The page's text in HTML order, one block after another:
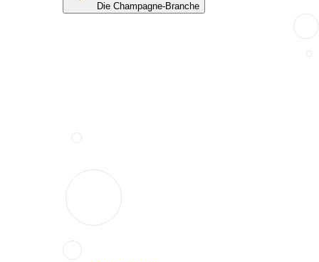
Die Champagne-Branche